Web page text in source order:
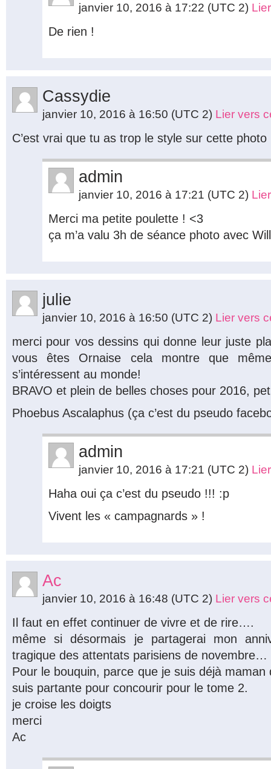
janvier 10, 2016 à 17:22 (UTC 2)
De rien !
Cassydie
janvier 10, 2016 à 16:50 (UTC 2) Lier vers
C’est vrai que tu as trop le style sur cette
admin
janvier 10, 2016 à 17:21 (UTC 2)
Merci ma petite poulette ! <3
ça m’a valu 3h de séance photo avec
julie
janvier 10, 2016 à 16:50 (UTC 2) Lier vers
merci pour vos dessins qui donne leur juste
vous êtes Ornaise cela montre que
s’intéressent au monde!
BRAVO et plein de belles choses pour 2016,
Phoebus Ascalaphus (ça c’est du pseudo
admin
janvier 10, 2016 à 17:21 (UTC 2)
Haha oui ça c’est du pseudo !!! :p
Vivent les « campagnards » !
Ac
janvier 10, 2016 à 16:48 (UTC 2) Lier vers
Il faut en effet continuer de vivre et de rire….
même si désormais je partagerai mon
tragique des attentats parisiens de novembre…
Pour le bouquin, parce que je suis déjà
suis partante pour concourir pour le tome 2.
je croise les doigts
merci
Ac